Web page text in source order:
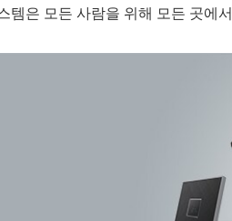
은 모든 사람을 위해 모든 곳에